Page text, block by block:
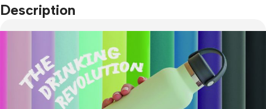
Description